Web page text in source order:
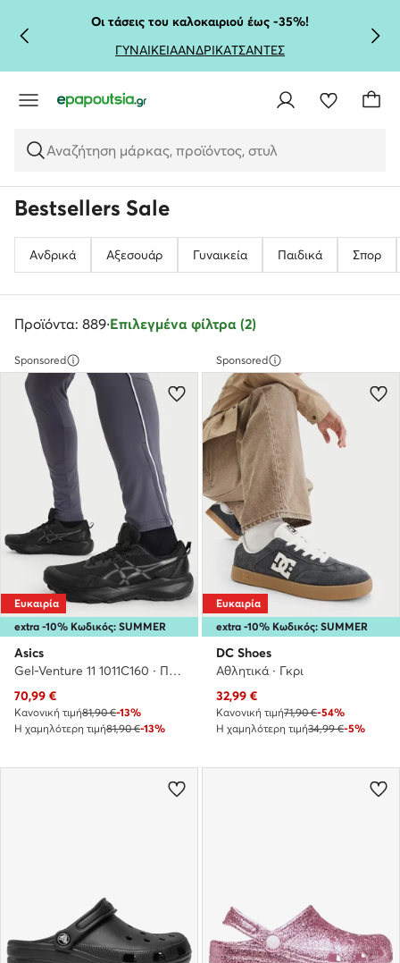
ΜΕΤΆΒΑΣΗ ΣΤΟ ΚΎΡΙΟ ΠΕΡΙΕΧΌΜΕΝΟ
ΜΕΤΆΒΑΣΗ ΣΤΗΝ ΑΝΑΖΉΤΗΣΗ
Οι τάσεις του καλοκαιριού έως -35%!
ΓΥΝΑΙΚΕΙΑΑΝΔΡΙΚΑΤΣΑΝΤΕΣ
Αναζήτηση μάρκας, προϊόντος, στυλ
Bestsellers Sale
Ανδρικά Αξεσουάρ Γυναικεία Παιδικά Σπορ
Προϊόντα: 889·Επιλεγμένα φίλτρα (2)
Sponsored
extra -10% Κωδικός: SUMMER
Ευκαιρία
Asics
Gel-Venture 11 1011C160 · Παπούτσια για Τρέξιμο
Τρέχουσα τιμή
70,99 €
Κανονική τιμή81,90 €-13%
Η χαμηλότερη τιμή81,90 €-13%
Sponsored
extra -10% Κωδικός: SUMMER
Ευκαιρία
DC Shoes
Αθλητικά · Γκρι
Τρέχουσα τιμή
32,99 €
Κανονική τιμή71,90 €-54%
Η χαμηλότερη τιμή34,99 €-5%